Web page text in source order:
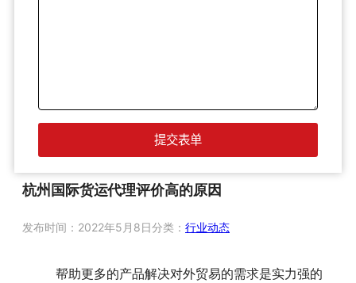
杭州国际货运代理评价高的原因
发布时间： 2022年5月8日分类： 行业动态
帮助更多的产品解决对外贸易的需求是实力强的